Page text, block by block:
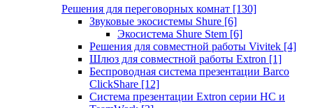
Решения для переговорных комнат [130]
Звуковые экосистемы Shure [6]
Экосистема Shure Stem [6]
Решения для совместной работы Vivitek [4]
Шлюз для совместной работы Extron [1]
Беспроводная система презентации Barco
ClickShare [12]
Система презентации Extron серии HC и